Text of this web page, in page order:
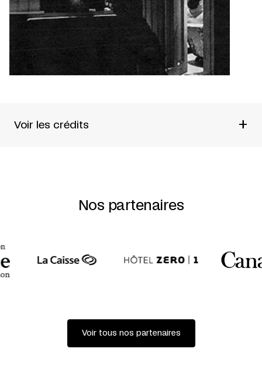
Voir les crédits +
Nos partenaires
Voir tous nos partenaires